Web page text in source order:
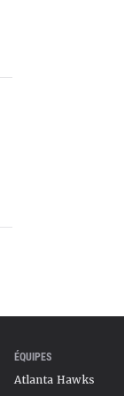
ÉQUIPES
Atlanta Hawks